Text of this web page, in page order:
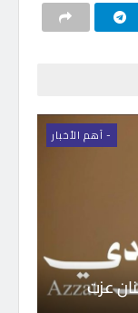
- اَهم الأخبار
عزت